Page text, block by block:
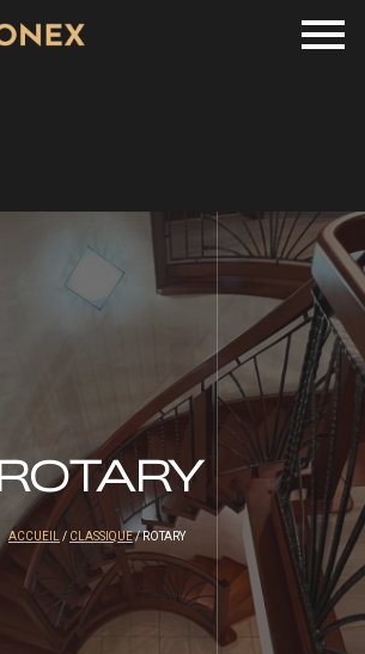
ROTARY
ACCUEIL/ CLASSIQUE/ ROTARY